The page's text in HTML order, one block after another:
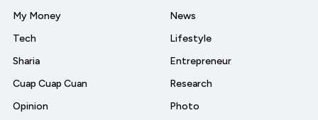
My Money
Tech
Sharia
Cuap Cuap Cuan
Opinion
News
Lifestyle
Entrepreneur
Research
Photo